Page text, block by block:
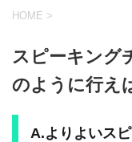
HOME >
スピーキング
のように行え
A.よりよいス